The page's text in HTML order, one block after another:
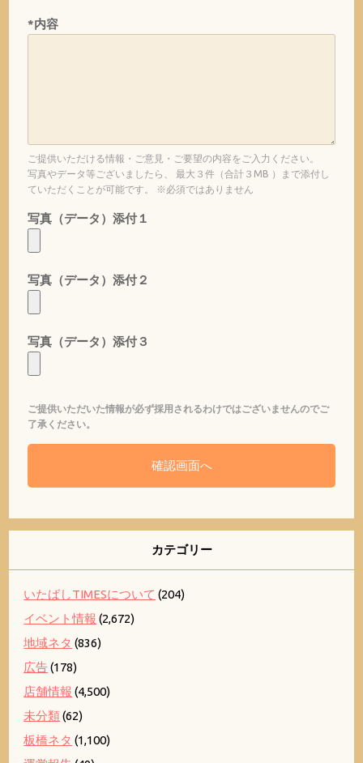
*内容
ご提供いただける情報・ご意見・ご要望の内容をご入力ください。
写真やデータ等ございましたら、 最大３件（合計３MB ）まで添付し
ていただくことが可能です。 ※必須ではありません
写真（データ）添付１
写真（データ）添付２
写真（データ）添付３
ご提供いただいた情報が必ず採用されるわけではございませんのでご
了承ください。
カテゴリー
いたばしTIMESについて (204)
イベント情報 (2,672)
地域ネタ (836)
広告(178)
店舗情報 (4,500)
未分類(62)
板橋ネタ (1,100)